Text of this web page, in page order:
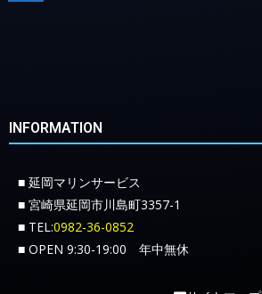
INFORMATION
■ 延岡マリンサービス
■ 宮崎県延岡市川島町3357-1
■ TEL:0982-36-0852
■ OPEN 9:30-19:00 年中無休